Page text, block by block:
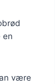
en
være